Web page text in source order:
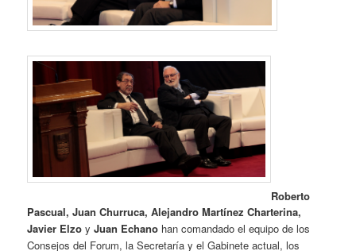
Roberto
Pascual, Juan Churruca, Alejandro Martínez Charterina,
Javier Elzo y Juan Echano han comandado el equipo de los
Consejos del Forum, la Secretaría y el Gabinete actual, los